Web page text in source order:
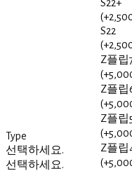
Type
선택하세요.
선택하세요.
S22+
S22
Z플립
Z플립
Z플립
Z플립